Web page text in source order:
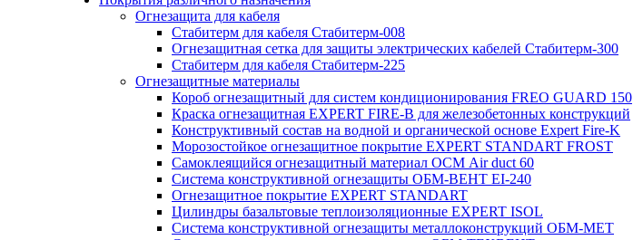
Огнезащита для кабеля
Стабитерм для кабеля Стабитерм-008
Огнезащитная сетка для защиты электрических кабелей Стабитерм-300
Стабитерм для кабеля Стабитерм-225
Огнезащитные материалы
Короб огнезащитный для систем кондиционирования FREO GUARD 150
Краска огнезащитная EXPERT FIRE-B для железобетонных конструкций
Конструктивный состав на водной и органической основе Expert Fire-K
Морозостойкое огнезащитное покрытие EXPERT STANDART FROST
Самоклеящийся огнезащитный материал ОСМ Air duct 60
Система конструктивной огнезащиты ОБМ-ВЕНТ EI-240
Огнезащитное покрытие EXPERT STANDART
Цилиндры базальтовые теплоизоляционные EXPERT ISOL
Система конструктивной огнезащиты металлоконструкций ОБМ-МЕТ